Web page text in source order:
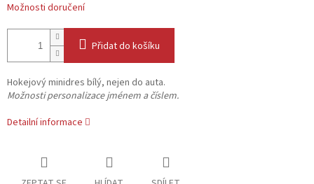
Možnosti doručení
Přidat do košíku
Hokejový minidres bílý, nejen do auta.
Možnosti personalizace jménem a číslem.
Detailní informace